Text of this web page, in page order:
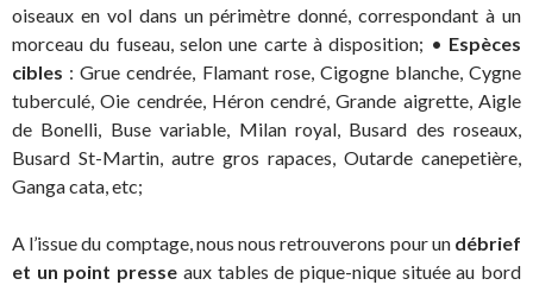
oiseaux en vol dans un périmètre donné, correspondant à un
morceau du fuseau, selon une carte à disposition; • Espèces
cibles : Grue cendrée, Flamant rose, Cigogne blanche, Cygne
tuberculé, Oie cendrée, Héron cendré, Grande aigrette, Aigle
de Bonelli, Buse variable, Milan royal, Busard des roseaux,
Busard St-Martin, autre gros rapaces, Outarde canepetière,
Ganga cata, etc;
A l’issue du comptage, nous nous retrouverons pour un débrief
et un point presse aux tables de pique-nique située au bord